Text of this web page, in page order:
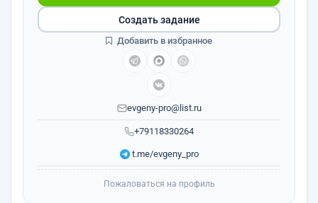
+79118330264
evgeny-pro@list.ru
t.me/evgeny_pro
Создать задание
Добавить в избранное
Пожаловаться на профиль